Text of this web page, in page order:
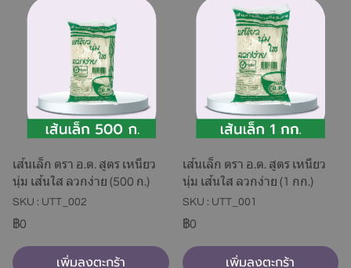
เส้นเล็ก ตรา อ.ต. สูตร เหนียว
นุ่ม เส้นใส ลวกง่าย (500 ก.)
SKU : UTT_002
฿0
เพิ่มลงตะกร้า
เส้นเล็ก ตรา อ.ต. สูตร เหนียว
นุ่ม เส้นใส ลวกง่าย (1 กก.)
SKU : UTT_001
฿0
เพิ่มลงตะกร้า